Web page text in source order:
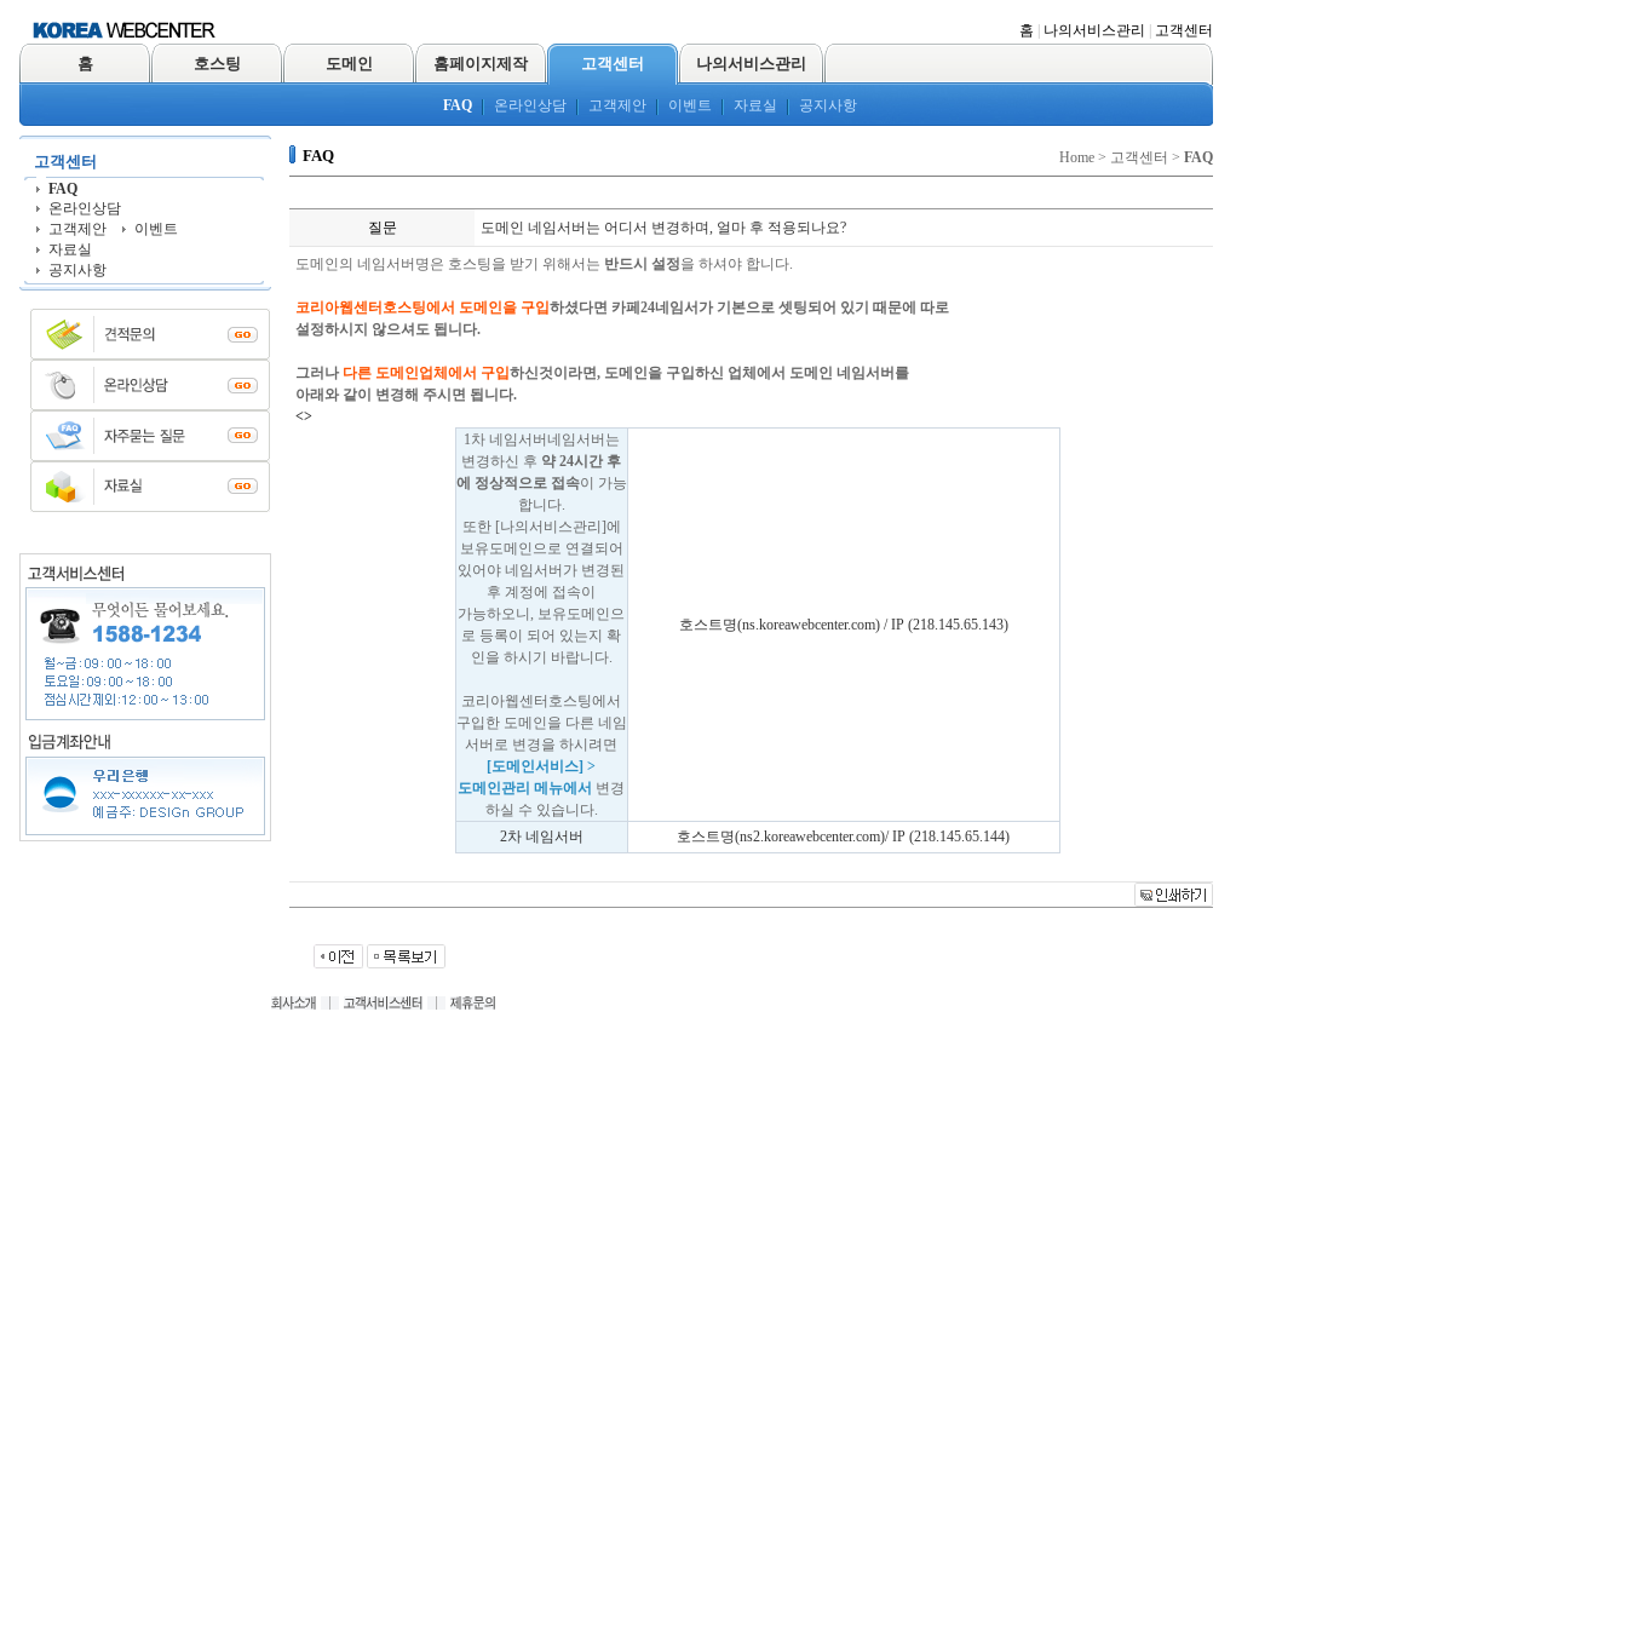
홈 나의서비스관리 고객센터
홈 호스팅 도메인 홈페이지제작 고객센터 나의서비스관리
FAQ 온라인상담 고객제안 이벤트 자료실 공지사항
고객센터
FAQ
온라인상담
고객제안
이벤트
자료실
공지사항
FAQ Home > 고객센터 > FAQ
질문 도메인 네임서버는 어디서 변경하며, 얼마 후 적용되나요?
도메인의 네임서버명은 호스팅을 받기 위해서는 반드시 설정을 하셔야 합니다.
코리아웹센터호스팅에서 도메인을 구입하셨다면 카페24네임서가 기본으로 셋팅되어 있기 때문에 따로
설정하시지 않으셔도 됩니다.
그러나 다른 도메인업체에서 구입하신것이라면, 도메인을 구입하신 업체에서 도메인 네임서버를
아래와 같이 변경해 주시면 됩니다.
<>
1차 네임서버네임서버는
변경하신 후 약 24시간 후
에 정상적으로 접속이 가능
합니다.
또한 [나의서비스관리]에
보유도메인으로 연결되어
있어야 네임서버가 변경된
후 계정에 접속이
가능하오니, 보유도메인으
로 등록이 되어 있는지 확
인을 하시기 바랍니다.
코리아웹센터호스팅에서
구입한 도메인을 다른 네임
서버로 변경을 하시려면
[도메인서비스] >
도메인관리 메뉴에서 변경
하실 수 있습니다.
호스트명(ns.koreawebcenter.com) / IP (218.145.65.143)
2차 네임서버 호스트명(ns2.koreawebcenter.com)/ IP (218.145.65.144)